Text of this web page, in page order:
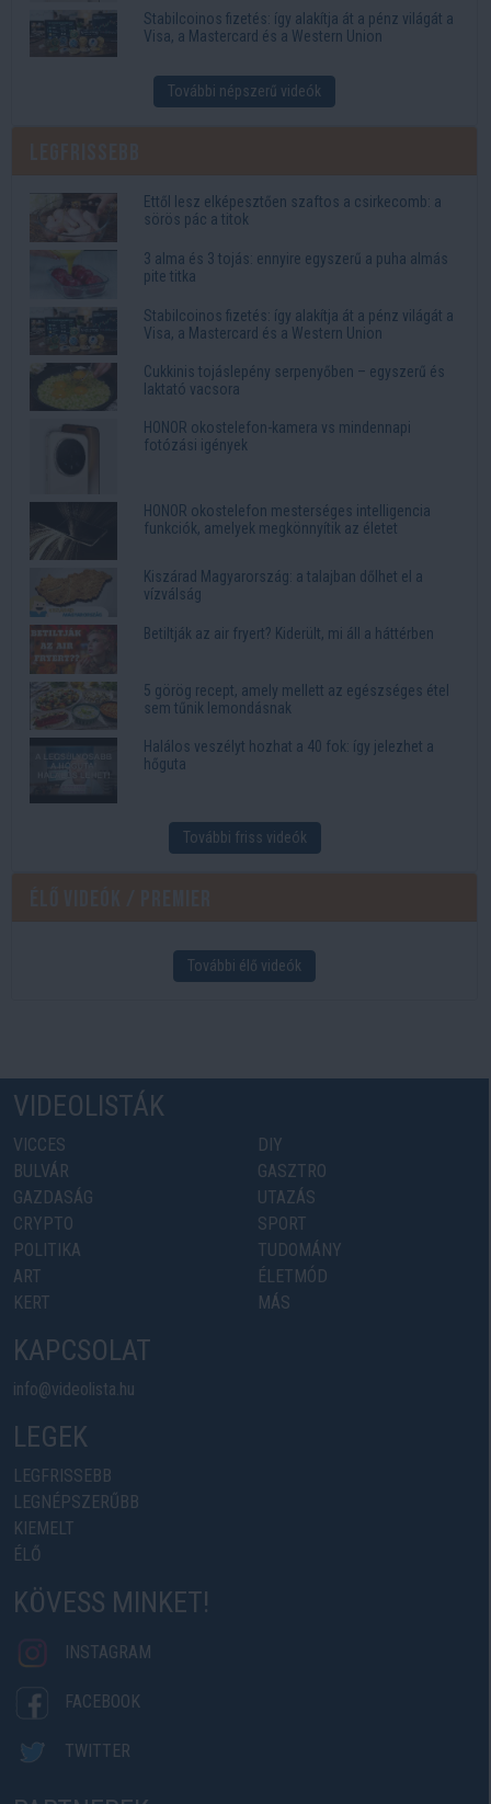
Stabilcoinos fizetés: így alakítja át a pénz világát a
Visa, a Mastercard és a Western Union
További népszerű videók
Ettől lesz elképesztően szaftos a csirkecomb: a
sörös pác a titok
3 alma és 3 tojás: ennyire egyszerű a puha almás
pite titka
Stabilcoinos fizetés: így alakítja át a pénz világát a
Visa, a Mastercard és a Western Union
Cukkinis tojáslepény serpenyőben – egyszerű és
laktató vacsora
HONOR okostelefon-kamera vs mindennapi
fotózási igények
HONOR okostelefon mesterséges intelligencia
funkciók, amelyek megkönnyítik az életet
Kiszárad Magyarország: a talajban dőlhet el a
vízválság
Betiltják az air fryert? Kiderült, mi áll a háttérben
5 görög recept, amely mellett az egészséges étel
sem tűnik lemondásnak
Halálos veszélyt hozhat a 40 fok: így jelezhet a
hőguta
További friss videók
További élő videók
VIDEOLISTÁK
VICCES
BULVÁR
GAZDASÁG
CRYPTO
POLITIKA
ART
KERT
DIY
GASZTRO
UTAZÁS
SPORT
TUDOMÁNY
ÉLETMÓD
MÁS
KAPCSOLAT
info@videolista.hu
LEGEK
LEGFRISSEBB
LEGNÉPSZERŰBB
KIEMELT
ÉLŐ
KÖVESS MINKET!
INSTAGRAM
FACEBOOK
TWITTER